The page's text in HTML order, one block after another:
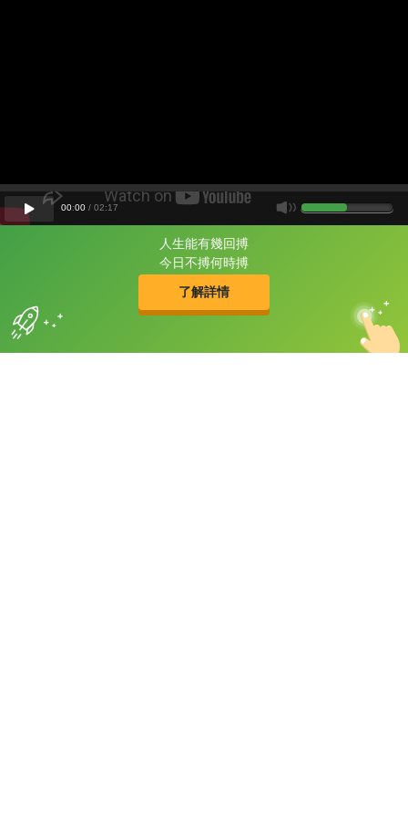
人生能有幾回搏
今日不搏何時搏
了解詳情
片尾有
攻其不背
的品牌故事
00:00 / 02:17